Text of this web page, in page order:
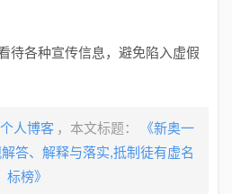
待各种宣传信息，避免陷入虚假
人博客 ，本文标题：
《新奥一
答、解释与落实​,抵制徒有虚名
标榜》